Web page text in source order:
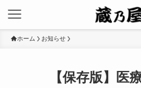
ホーム お知らせ
【保存版】医